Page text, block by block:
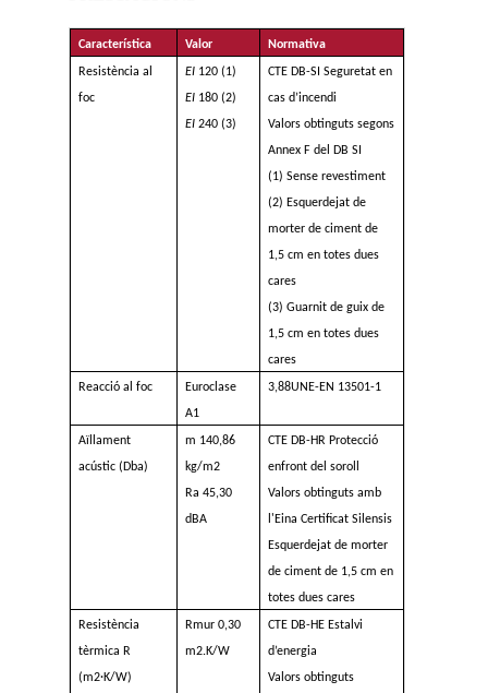
Característica Valor Normativa
Resistència al
foc
EI120 (1)
EI180 (2)
EI240 (3)
CTE DB-SI Seguretat en
cas d’incendi
Valors obtinguts segons
Annex F del DB SI
(1) Sense revestiment
(2) Esquerdejat de
morter de ciment de
1,5 cm en totes dues
cares
(3) Guarnit de guix de
1,5 cm en totes dues
cares
Reacció al foc
Euroclase
A1
3,88UNE-EN 13501-1
Aïllament
acústic (Dba)
m 140,86
kg/m2
Ra 45,30
dBA
CTE DB-HR Protecció
enfront del soroll
Valors obtinguts amb
l'Eina Certificat Silensis
Esquerdejat de morter
de ciment de 1,5 cm en
totes dues cares
Resistència
tèrmica R
(m2·K/W)
Rmur 0,30
m2.K/W
CTE DB-HE Estalvi
d’energia
Valors obtinguts